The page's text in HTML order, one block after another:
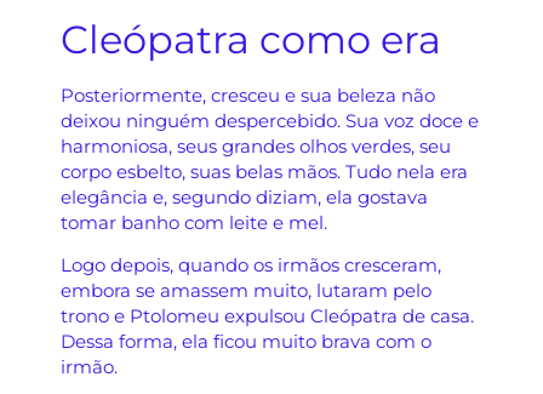
Cleópatra como era
Posteriormente, cresceu e sua beleza não
deixou ninguém despercebido. Sua voz doce e
harmoniosa, seus grandes olhos verdes, seu
corpo esbelto, suas belas mãos. Tudo nela era
elegância e, segundo diziam, ela gostava
tomar banho com leite e mel.
Logo depois, quando os irmãos cresceram,
embora se amassem muito, lutaram pelo
trono e Ptolomeu expulsou Cleópatra de casa.
Dessa forma, ela ficou muito brava com o
irmão.